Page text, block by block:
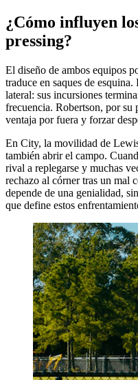
¿Cómo influyen
pressing?
El diseño de ambos equipos
traduce en saques de
lateral: sus incursiones
frecuencia. Robertson, por su
ventaja por fuera y forzar
En City, la movilidad de
también abrir el campo.
rival a replegarse y muchas
rechazo al córner tras un mal
depende de una genialidad,
que define estos